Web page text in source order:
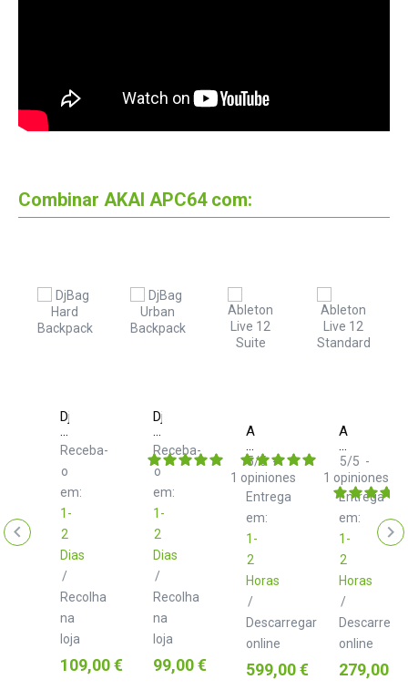
Combinar AKAI APC64 com:
DjBag
Backpack
Receba-
o
em:
1-
2
Dias
/
Recolha
na
loja
Preço
109,00 €
DjBag
Backpack
Receba-
o
em:
1-
2
Dias
/
Recolha
na
loja
Preço
99,00 €
Ableton
12
Suite
Entrega
em:
1-
2
Horas
/
Descarregar
online
5/5-
1 opiniones
Preço
599,00 €
Ableton
12
Standard
Entrega
em:
1-
2
Horas
/
online
5/5 -
1 opiniones
Preço
279,00 €